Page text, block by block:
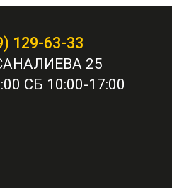
129-63-33
25
СБ 10:00-17:00